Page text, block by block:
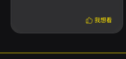
意事項 - 退票期限：最遲須
含演出日）辦理，逾期無
費：每張退票收取票面售
我想看